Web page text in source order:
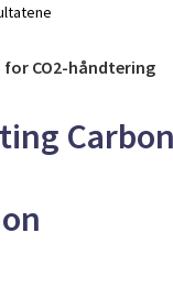
for CO2-håndtering